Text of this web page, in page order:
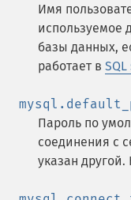
Имя
используемое
базы данных,
работает в
Пароль по
соединения с
указан другой.